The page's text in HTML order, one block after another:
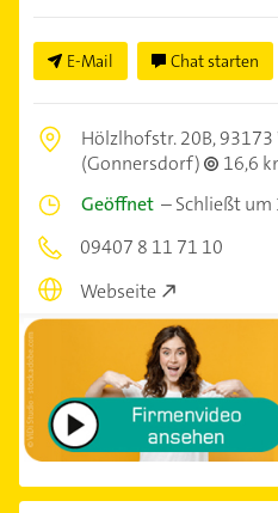
E-Mail Chat starten
Hölzlhofstr. 20B,93173
(Gonnersdorf)
16,6
Geöffnet –Schließt um
09407 8 11 71 10
Webseite